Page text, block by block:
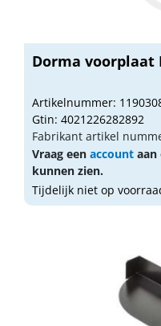
Dorma voorplaat
Artikelnummer:
Gtin: 4021226282892
Fabrikant artikel
Vraag een account aan
kunnen zien.
Tijdelijk niet op